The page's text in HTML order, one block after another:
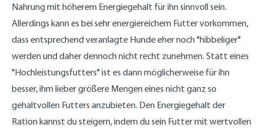
Nahrung mit höherem Energiegehalt für ihn sinnvoll sein.
Allerdings kann es bei sehr energiereichem Futter vorkommen,
dass entsprechend veranlagte Hunde eher noch "hibbeliger"
werden und daher dennoch nicht recht zunehmen. Statt eines
"Hochleistungsfutters" ist es dann möglicherweise für ihn
besser, ihm lieber größere Mengen eines nicht ganz so
gehaltvollen Futters anzubieten. Den Energiegehalt der
Ration kannst du steigern, indem du sein Futter mit wertvollen